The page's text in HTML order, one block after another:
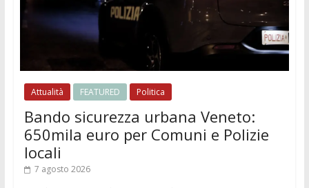
Attualità FEATURED Politica
Bando sicurezza urbana Veneto:
650mila euro per Comuni e Polizie
locali
7 agosto 2026